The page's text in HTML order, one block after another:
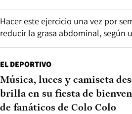
Hacer este ejercicio una vez por
reducir la grasa abdominal, según
EL DEPORTIVO
Música, luces y camiseta
brilla en su fiesta de
de fanáticos de Colo Colo